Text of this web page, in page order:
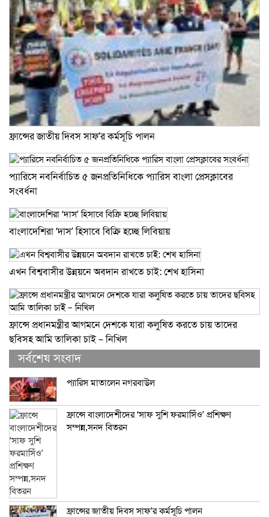
ফ্রান্সের জাতীয় দিবস সাফ’র কর্মসূচি পালন
প্যারিসে নবনির্বাচিত ৫ জনপ্রতিনিধিকে প্যারিস বাংলা প্রেসক্লাবের
সংবর্ধনা
বাংলাদেশিরা ‘দাস’ হিসাবে বিক্রি হচ্ছে লিবিয়ায়
এখন বিশ্ববাসীর উন্নয়নে অবদান রাখতে চাই: শেখ হাসিনা
ফ্রান্সে প্রধানমন্ত্রীর আগমনে দেশকে যারা কলুষিত করতে চায় তাদের
ছবিসহ আমি তালিকা চাই – নিখিল
সর্বশেষ সংবাদ
প্যারিস মাতালেন নগরবাউল
ফ্রান্সে বাংলাদেশীদের ‘সাফ সুশি ফরমাসিঁও’ প্রশিক্ষণ
সম্পন্ন,সনদ বিতরন
ফ্রান্সের জাতীয় দিবস সাফ’র কর্মসূচি পালন